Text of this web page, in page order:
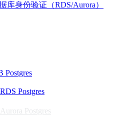
库身份验证（RDS/Aurora）
Postgres
Postgres
Postgres